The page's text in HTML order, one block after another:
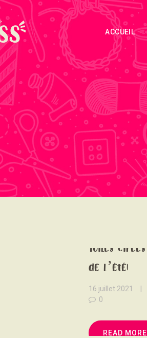
ACCUEIL
Toiles cirées
de l’été!
16 juillet 2021
0
READ MORE